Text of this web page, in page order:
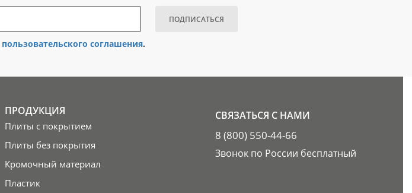
ПОДПИСАТЬСЯ
пользовательского соглашения.
ПРОДУКЦИЯ
Плиты с покрытием
Плиты без покрытия
Кромочный материал
Пластик
СВЯЗАТЬСЯ С НАМИ
8 (800) 550-44-66
Звонок по России бесплатный